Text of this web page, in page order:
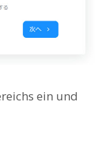
ein und